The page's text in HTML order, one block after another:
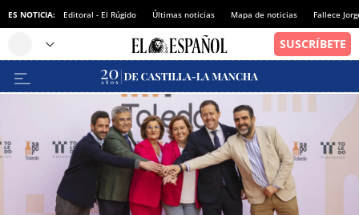
ES NOTICIA: Editoral - El Rúgido Últimas noticias Mapa de noticias Fallece